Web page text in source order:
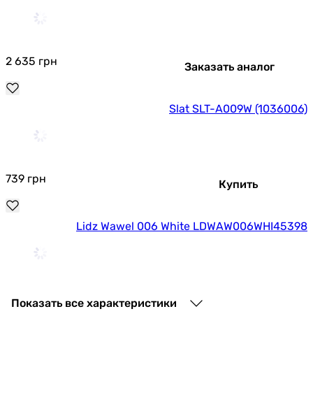
2 635 грн Заказать аналог
Slat SLT-A009W (1036006)
739 грн Купить
Lidz Wawel 006 White LDWAW006WHI45398
2 181 Купить
Показать все характеристики